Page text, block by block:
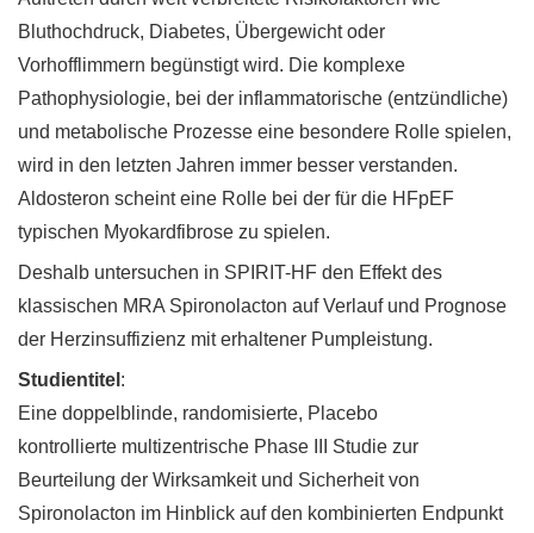
Bluthochdruck, Diabetes, Übergewicht oder
Vorhofflimmern begünstigt wird. Die komplexe
Pathophysiologie, bei der inflammatorische (entzündliche)
und metabolische Prozesse eine besondere Rolle spielen,
wird in den letzten Jahren immer besser verstanden.
Aldosteron scheint eine Rolle bei der für die HFpEF
typischen Myokardfibrose zu spielen.
Deshalb untersuchen in SPIRIT-HF den Effekt des
klassischen MRA Spironolacton auf Verlauf und Prognose
der Herzinsuffizienz mit erhaltener Pumpleistung.
Studientitel :
Eine doppelblinde, randomisierte, Placebo
kontrollierte multizentrische Phase III Studie zur
Beurteilung der Wirksamkeit und Sicherheit von
Spironolacton im Hinblick auf den kombinierten Endpunkt